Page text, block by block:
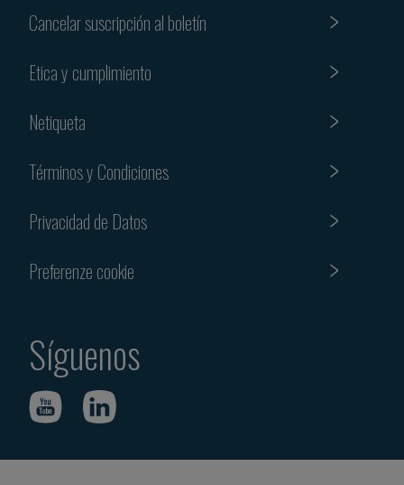
Cancelar suscripción al boletín
Etica y cumplimiento
Netiqueta
Términos y Condiciones
Privacidad de Datos
Preferenze cookie
Síguenos